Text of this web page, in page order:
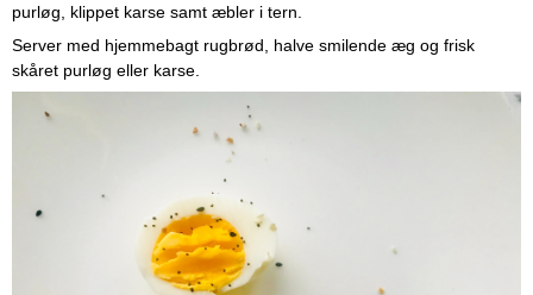
purløg, klippet karse samt æbler i tern.
Server med hjemmebagt rugbrød, halve smilende æg og frisk
skåret purløg eller karse.